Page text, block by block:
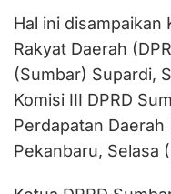
Hal ini disampaikan
Rakyat Daerah
(Sumbar) Supardi,
Komisi III DPRD
Perdapatan
Pekanbaru, Selasa